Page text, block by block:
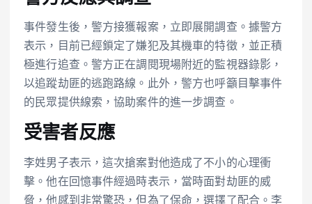
事件發生後，警方接獲報案，立即展開調查。據警方
表示，目前已經鎖定了嫌犯及其機車的特徵，並正積
極進行追查。警方正在調閱現場附近的監視器錄影，
以追蹤劫匪的逃跑路線。此外，警方也呼籲目擊事件
的民眾提供線索，協助案件的進一步調查。
受害者反應
李姓男子表示，這次搶案對他造成了不小的心理衝
擊。他在回憶事件經過時表示，當時面對劫匪的威
脅，他感到非常驚恐，但為了保命，選擇了配合。李